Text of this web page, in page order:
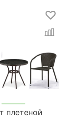
плетеной